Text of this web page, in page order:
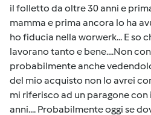
il folletto da oltre 30 anni e
mamma e prima ancora lo ha
ho fiducia nella worwerk... E so
lavorano tanto e bene....Non
probabilmente anche
del mio acquisto non lo avrei
mi riferisco ad un paragone con
anni.... Probabilmente oggi se